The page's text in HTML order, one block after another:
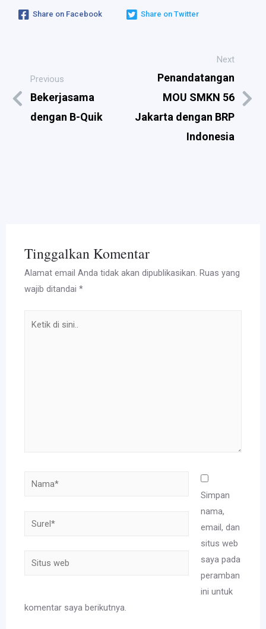
Share on Facebook Share on Twitter
Previous
Bekerjasama
dengan B-Quik
Next
Penandatangan
MOU SMKN 56
Jakarta dengan BRP
Indonesia
Tinggalkan Komentar
Alamat email Anda tidak akan dipublikasikan. Ruas yang
wajib ditandai*
Nama*
Surel*
Situs
Simpan
nama,
email, dan
situs web
saya pada
peramban
ini untuk
komentar saya berikutnya.